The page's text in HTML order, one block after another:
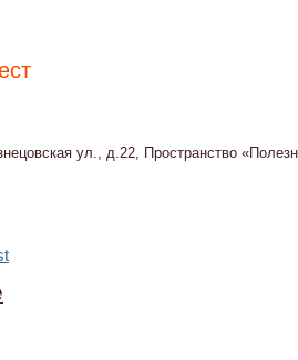
ул., д.22, Пространство